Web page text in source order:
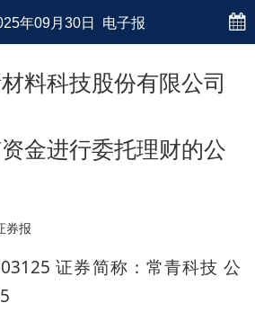
年09月30日 电子报
料科技股份有限公司
金进行委托理财的公
券报
证券简称：常青科技 公